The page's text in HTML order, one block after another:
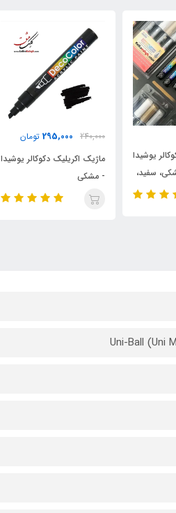
یوشیدا
295,000
تومان
ماژیک اکریلیک دکوکالر یوشیدا
- نقره ای